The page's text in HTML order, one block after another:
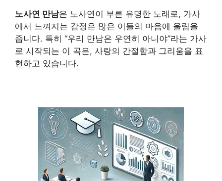
노사연 만남은 노사연이 부른 유명한 노래로, 가사
에서 느껴지는 감정은 많은 이들의 마음에 울림을
줍니다. 특히 “우리 만남은 우연히 아니야”라는 가사
로 시작되는 이 곡은, 사랑의 간절함과 그리움을 표
현하고 있습니다.